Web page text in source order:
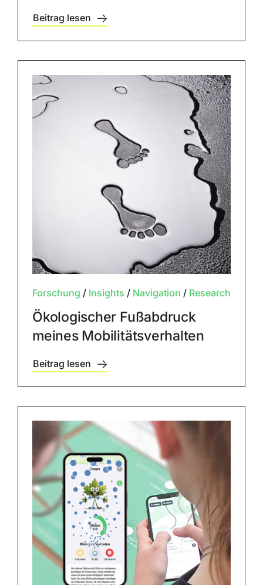
Beitrag lesen
Forschung / Insights / Navigation / Research
Ökologischer Fußabdruck
meines Mobilitätsverhalten
Beitrag lesen